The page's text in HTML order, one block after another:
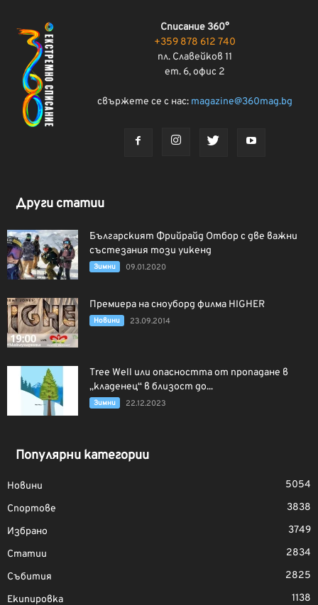
Списание 360°
+359 878 612 740
пл. Славейков 11
ет. 6, офис 2
свържете се с нас: magazine@360mag.bg
Други статии
Българският Фрийрайд Отбор с две важни
състезания този уикенд
Зимни 09.01.2020
Премиера на сноуборд филма HIGHER
Новини 23.09.2014
Tree Well или опасността от пропадане в
„кладенец“ в близост до...
Зимни 22.12.2023
Популярни категории
Новини
5054
Спортове
3838
Избрано
3749
Статии
2834
Събития
2825
Екипировка
1138